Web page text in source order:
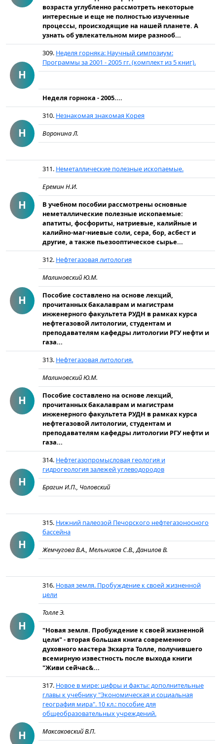
возраста углубленно рассмотреть некоторые
интересные и еще не полностью изученные
процессы, происходящие на нашей планете. А
узнать об увлекательном мире разнооб...
Н
309. Неделя горняка: Научный симпозиум:
Программы за 2001 - 2005 гг. (комплект из 5 книг).
Неделя горнока - 2005....
Н
310. Незнакомая знакомая Корея
Воронина Л.
Н
311. Неметаллические полезные ископаемые.
Еремин Н.И.
В учебном пособии рассмотрены основные
неметаллические полезные ископаемые:
апатиты, фосфориты, натриевые, калийные и
калийно-маг-ниевые соли, сера, бор, асбест и
другие, а также пьезооптическое сырье...
Н
312. Нефтегазовая литология
Малиновский Ю.М.
Пособие составлено на основе лекций,
прочитанных бакалаврам и магистрам
инженерного факультета РУДН в рамках курса
нефтегазовой литологии, студентам и
преподавателям кафедры литологии РГУ нефти и
газа...
Н
313. Нефтегазовая литология.
Малиновский Ю.М.
Пособие составлено на основе лекций,
прочитанных бакалаврам и магистрам
инженерного факультета РУДН в рамках курса
нефтегазовой литологии, студентам и
преподавателям кафедры литологии РГУ нефти и
газа...
Н
314. Нефтегазопромысловая геология и
гидрогеология залежей углеводородов
Брагин И.П., Чоловский
Н
315. Нижний палеозой Печорского нефтегазоносного
бассейна
Жемчугова В.А., Мельников С.В., Данилов В.
Н
316. Новая земля. Пробуждение к своей жизненной
цели
Толле Э.
"Новая земля. Пробуждение к своей жизненной
цели" - вторая большая книга современного
духовного мастера Экхарта Толле, получившего
всемирную известность после выхода книги
"Живи сейчас&...
Н
317. Новое в мире: цифры и факты: дополнительные
главы к учебнику "Экономическая и социальная
география мира". 10 кл.: пособие для
общеобразовательных учреждений.
Максаковский В.П.